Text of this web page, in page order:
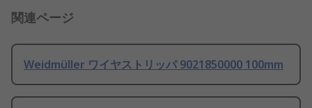
関連ページ
Weidmüller ワイヤストリッパ 9021850000 100mm